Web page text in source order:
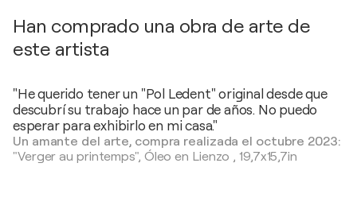
Han comprado una obra de arte de
este artista
"He querido tener un "Pol Ledent" original desde que
descubrí su trabajo hace un par de años. No puedo
esperar para exhibirlo en mi casa."
Un amante del arte, compra realizada el octubre 2023:
"Verger au printemps", Óleo en Lienzo ,19,7x15,7in